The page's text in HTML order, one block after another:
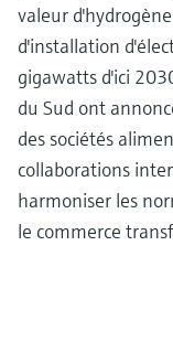
valeur
d'installation
gigawatts d'ici
du Sud ont
des sociétés
collaborations
harmoniser les
le commerce